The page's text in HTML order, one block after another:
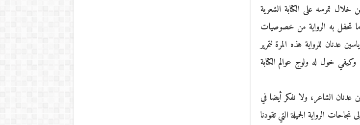
تمرسه على الكتابة الشعرية
ما تحفل به الرواية من خصوصيات
عدنان للرواية هذه المرة لتمرير
خول له ولوج عوالم الكتابة
عدنان الشاعر، ولا نفكر أيضا في
الرواية الجميلة التي تقودنا